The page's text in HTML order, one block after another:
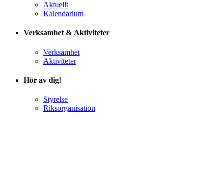
Aktuellt
Kalendarium
Verksamhet & Aktiviteter
Verksamhet
Aktiviteter
Hör av dig!
Styrelse
Riksorganisation